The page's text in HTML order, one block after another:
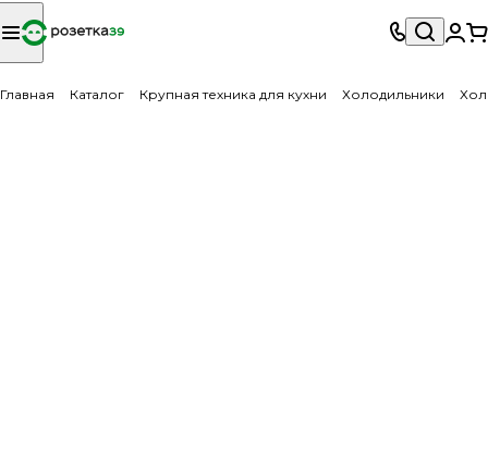
Главная Каталог Крупная техника для кухни Холодильники